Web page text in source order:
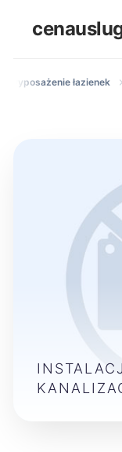
i wyposażenie łazienek